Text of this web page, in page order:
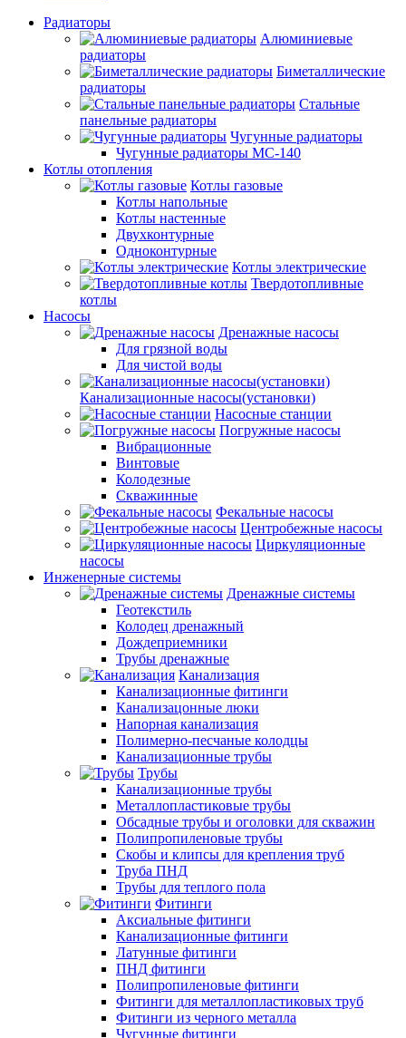
Радиаторы
Алюминиевые
радиаторы
Биметаллические
радиаторы
Стальные
панельные радиаторы
Чугунные радиаторы
Чугунные радиаторы МС-140
Котлы отопления
Котлы газовые
Котлы напольные
Котлы настенные
Двухконтурные
Одноконтурные
Котлы электрические
Твердотопливные
котлы
Насосы
Дренажные насосы
Для грязной воды
Для чистой воды
Канализационные насосы(установки)
Насосные станции
Погружные насосы
Вибрационные
Винтовые
Колодезные
Скважинные
Фекальные насосы
Центробежные насосы
Циркуляционные
насосы
Инженерные системы
Дренажные системы
Геотекстиль
Колодец дренажный
Дождеприемники
Трубы дренажные
Канализация
Канализационные фитинги
Канализацонные люки
Напорная канализация
Полимерно-песчаные колодцы
Канализационные трубы
Трубы
Канализационные трубы
Металлопластиковые трубы
Обсадные трубы и оголовки для скважин
Полипропиленовые трубы
Скобы и клипсы для крепления труб
Труба ПНД
Трубы для теплого пола
Фитинги
Аксиальные фитинги
Канализационные фитинги
Латунные фитинги
ПНД фитинги
Полипропиленовые фитинги
Фитинги для металлопластиковых труб
Фитинги из черного металла
Чугунные фитинги